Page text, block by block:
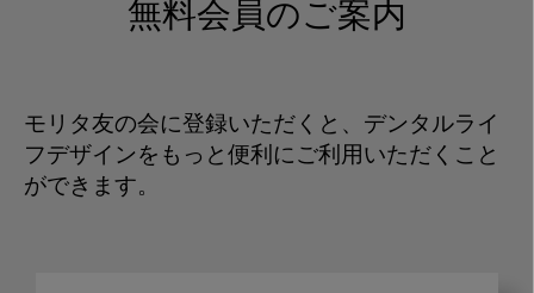
無料会員のご案内
モリタ友の会に登録いただくと、デンタルライ
フデザインをもっと便利にご利用いただくこと
ができます。